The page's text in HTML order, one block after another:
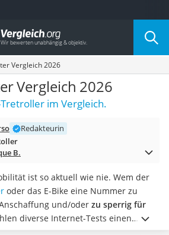
nach Kategorie
Vergleich 2026
Vergleich 2026
im Vergleich.
Redakteurin
B.
ist so aktuell wie nie. Wem der
oder das E-Bike eine Nummer zu
und/oder zu sperrig für
diverse Internet-Tests einen
ihrerkompakten Größeerreichen Sie